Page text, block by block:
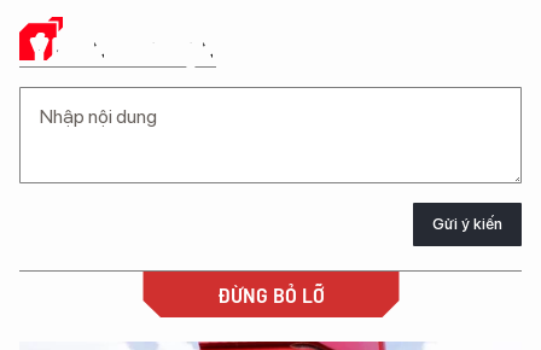
Ý KIẾN CỦA BẠN
Gửi ý kiến
ĐỪNG BỎ LỠ